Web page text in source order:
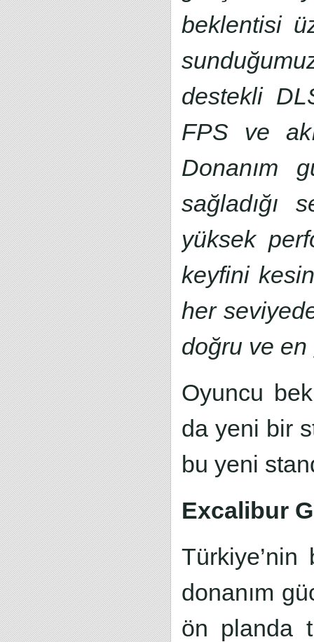
beklentisi
destekli
FPS ve
Donanım
sağladığı
yüksek
keyfini
her
doğru ve en
Oyuncu
da yeni bir
bu yeni
Excalibur
donanım
ön planda